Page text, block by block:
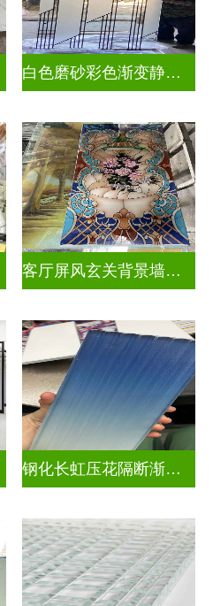
白色磨砂彩色渐变静电玻璃UV打印加工
客厅屏风玄关背景墙深雕浮雕玻璃
钢化长虹压花隔断渐变隔断装饰玻璃